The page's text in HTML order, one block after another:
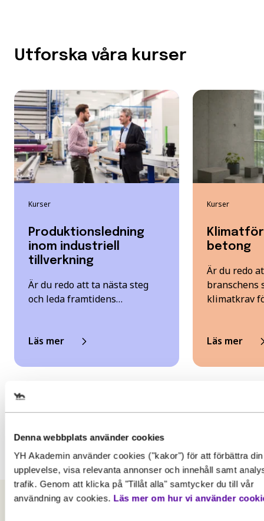
Denna webbplats använder cookies
YH Akademin använder cookies ("kakor") för att förbättra din
upplevelse, visa relevanta annonser och innehåll samt
trafik. Genom att klicka på "Tillåt alla" samtycker du till vår
användning av cookies. Läs mer om hur vi använder
Utforska våra kurser
Kurser
Produktionsledning
inom industriell
tillverkning
Är du redo att ta nästa steg
och leda framtidens…
Läs mer
Kurser
betong
Är du redo
branschens
klimatkrav
Läs mer
Alla korta kurser